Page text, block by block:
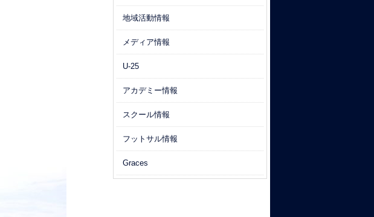
地域活動情報
メディア情報
U-25
アカデミー情報
スクール情報
フットサル情報
Graces